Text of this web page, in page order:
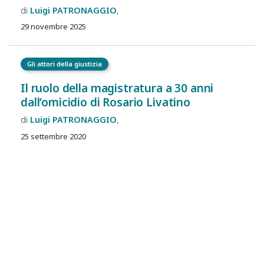
Luigi PATRONAGGIO
29 novembre 2025
Gli attori della giustizia
Il ruolo della magistratura a 30 anni
dall’omicidio di Rosario Livatino
Luigi PATRONAGGIO
25 settembre 2020